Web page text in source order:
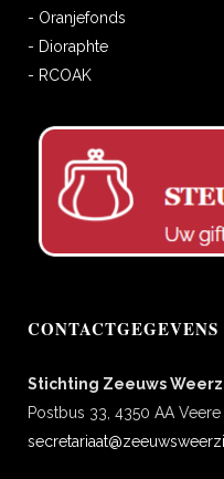
- Oranjefonds
- Dioraphte
- RCOAK
CONTACTGEGEVENS
Stichting Zeeuws
Postbus 33, 4350 AA Veere